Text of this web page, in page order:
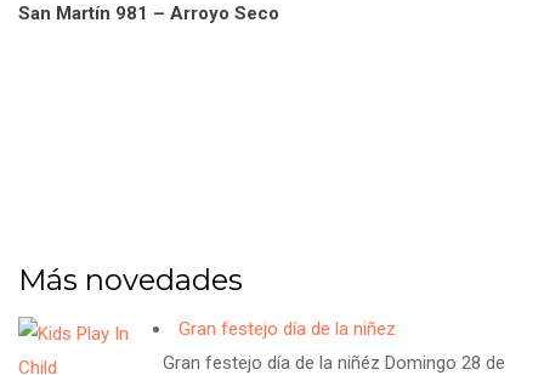
San Martín 981 – Arroyo Seco
Más novedades
Gran festejo día de la niñez
Gran festejo día de la niñéz Domingo 28 de